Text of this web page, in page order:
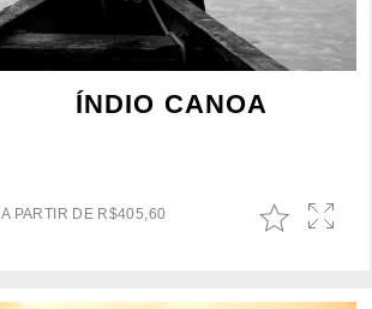
ÍNDIO CANOA
A PARTIR DE R$405,60